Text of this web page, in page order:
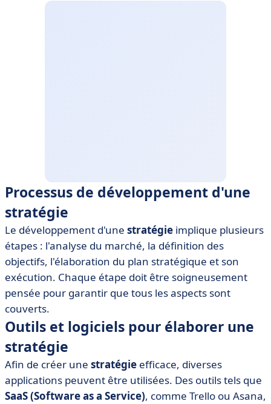
Processus de développement d'une
stratégie
Le développement d'une stratégie implique plusieurs
étapes : l'analyse du marché, la définition des
objectifs, l'élaboration du plan stratégique et son
exécution. Chaque étape doit être soigneusement
pensée pour garantir que tous les aspects sont
couverts.
Outils et logiciels pour élaborer une
stratégie
Afin de créer une stratégie efficace, diverses
applications peuvent être utilisées. Des outils tels que
SaaS (Software as a Service), comme Trello ou Asana,